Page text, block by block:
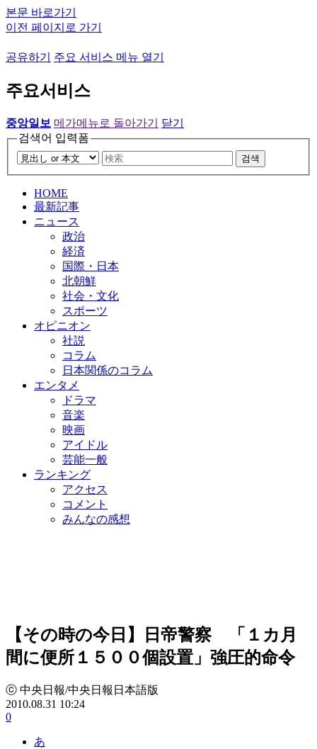
본문 바로가기
이전 페이지로 가기
공유하기 주요 서비스 메뉴 열기
주요서비스
중앙일보 메가메뉴로 돌아가기
닫기
검색어 입력폼
검색
HOME
最新記事
ニュース
政治
経済
国際・日本
北朝鮮
社会・文化
スポーツ
オピニオン
社説
コラム
日本関係のコラム
エンタメ
ドラマ
音楽
映画
アイドル
芸能一般
ランキング
アクセス
コメント
みんなの感想
【その時の今日】日帝警察 「１カ月
間に便所１５００個設置」強圧的命令
ⓒ 中央日報/中央日報日本語版
2010.08.31 10:24
0
あ